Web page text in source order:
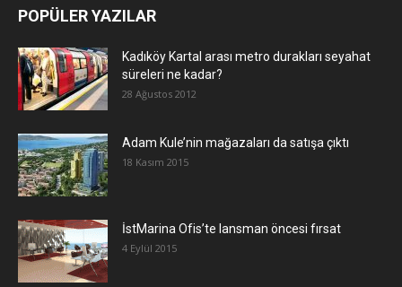
POPÜLER YAZILAR
Kadıköy Kartal arası metro durakları seyahat
süreleri ne kadar?
28 Ağustos 2012
Adam Kule’nin mağazaları da satışa çıktı
18 Kasım 2015
İstMarina Ofis’te lansman öncesi fırsat
4 Eylül 2015